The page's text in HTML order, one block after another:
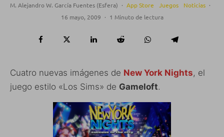
M. Alejandro W. García Fuentes (Esfera) · App Store Juegos Noticias ·
16 mayo, 2009 · 1 Minuto de lectura
Cuatro nuevas imágenes de New York Nights, el
juego estilo «Los Sims» de Gameloft.